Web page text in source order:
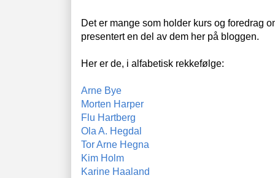
Det er mange som holder kurs og foredrag
presentert en del av dem her på bloggen.
Her er de, i alfabetisk rekkefølge:
Arne Bye
Morten Harper
Flu Hartberg
Ola A. Hegdal
Tor Arne Hegna
Kim Holm
Karine Haaland